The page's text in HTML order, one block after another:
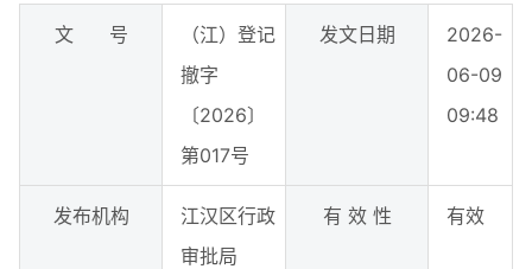
文 号
（江）登记
撤字
〔2026〕
第017号
发文日期
2026-
06-09
09:48
发布机构
江汉区行政
审批局
有 效 性 有效